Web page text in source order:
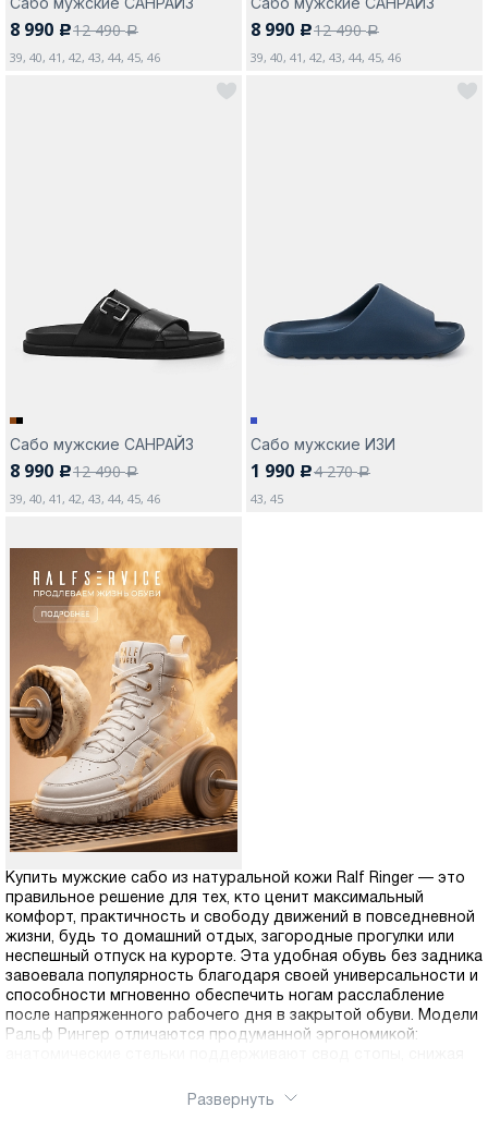
8 990 c12 490a
39, 40, 41, 42, 43, 44, 45, 46
8 990 c12 490a
39, 40, 41, 42, 43, 44, 45, 46
Сабо мужские САНРАЙЗ
8 990 c12 490a
39, 40, 41, 42, 43, 44, 45, 46
Сабо мужские ИЗИ
1 990 c4 270a
43, 45
Купить мужские сабо из натуральной кожи Ralf Ringer — это
правильное решение для тех, кто ценит максимальный
комфорт, практичность и свободу движений в повседневной
жизни, будь то домашний отдых, загородные прогулки или
неспешный отпуск на курорте. Эта удобная обувь без задника
завоевала популярность благодаря своей универсальности и
способности мгновенно обеспечить ногам расслабление
после напряженного рабочего дня в закрытой обуви. Модели
Ральф Рингер отличаются продуманной эргономикой:
свойствами обеспечивают мягкость каждого шага даже на
Развернуть